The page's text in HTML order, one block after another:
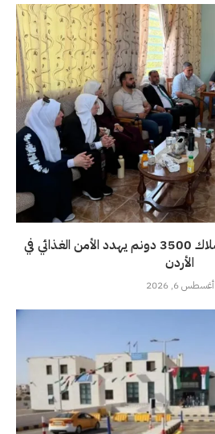
طهبوب من الأغوار: استملاك 3500 دونم يهدد الأمن الغذائي في
الأردن
أغسطس 6, 2026